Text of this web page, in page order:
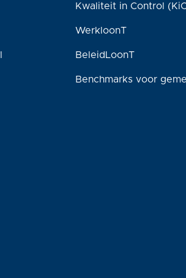
Kwaliteit in Control
WerkloonT
BeleidLoonT
Benchmarks voor